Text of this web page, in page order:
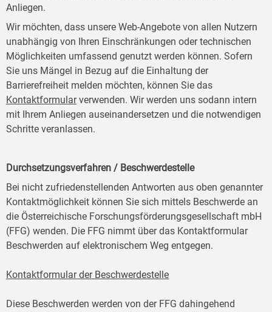
Anliegen.
Wir möchten, dass unsere Web-Angebote von allen Nutzern
unabhängig von Ihren Einschränkungen oder technischen
Möglichkeiten umfassend genutzt werden können. Sofern
Sie uns Mängel in Bezug auf die Einhaltung der
Barrierefreiheit melden möchten, können Sie das
Kontaktformularverwenden. Wir werden uns sodann intern
mit Ihrem Anliegen auseinandersetzen und die notwendigen
Schritte veranlassen.
Durchsetzungsverfahren / Beschwerdestelle
Bei nicht zufriedenstellenden Antworten aus oben genannter
Kontaktmöglichkeit können Sie sich mittels Beschwerde an
die Österreichische Forschungsförderungsgesellschaft mbH
(FFG) wenden. Die FFG nimmt über das Kontaktformular
Beschwerden auf elektronischem Weg entgegen.
Kontaktformular der Beschwerdestelle
Diese Beschwerden werden von der FFG dahingehend